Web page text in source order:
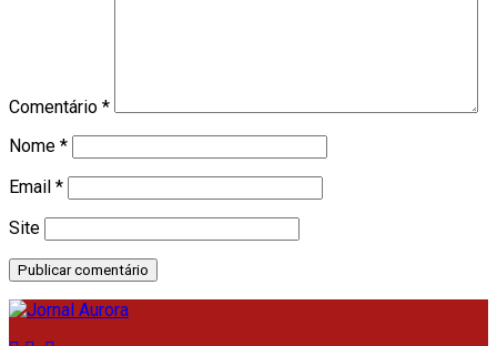
Comentário *
Nome *
Email *
Site